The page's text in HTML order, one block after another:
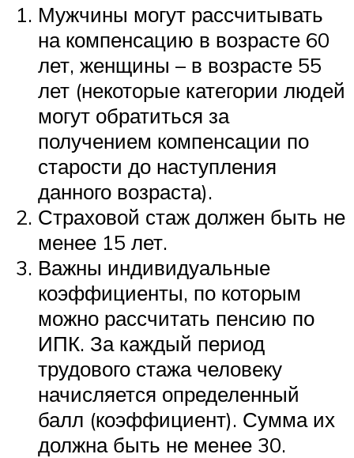
Мужчины могут рассчитывать
на компенсацию в возрасте 60
лет, женщины – в возрасте 55
лет (некоторые категории людей
могут обратиться за
получением компенсации по
старости до наступления
данного возраста).
Страховой стаж должен быть не
менее 15 лет.
Важны индивидуальные
коэффициенты, по которым
можно рассчитать пенсию по
ИПК. За каждый период
трудового стажа человеку
начисляется определенный
балл (коэффициент). Сумма их
должна быть не менее 30.